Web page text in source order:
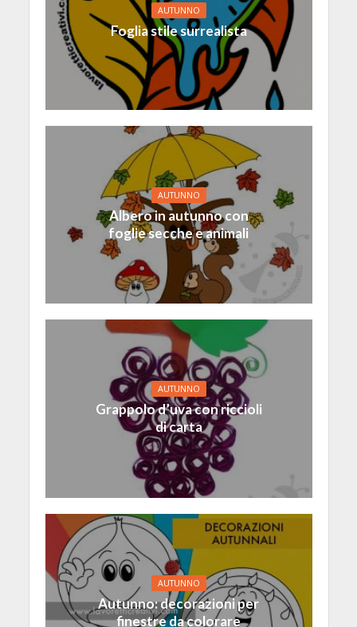
AUTUNNO
Foglia stile surrealista
AUTUNNO
Albero in autunno con
foglie secche e animali
AUTUNNO
Grappolo d’uva con riccioli
di carta
AUTUNNO
Autunno: decorazioni per
finestre da colorare